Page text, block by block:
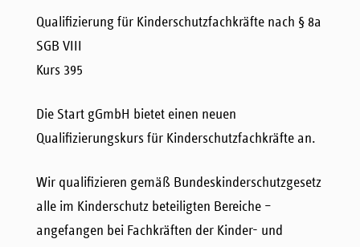
Qualifizierung für Kinderschutzfachkräfte nach § 8a
SGB VIII
Kurs 395
Die Start gGmbH bietet einen neuen
Qualifizierungskurs für Kinderschutzfachkräfte an.
Wir qualifizieren gemäß Bundeskinderschutzgesetz
alle im Kinderschutz beteiligten Bereiche –
angefangen bei Fachkräften der Kinder- und